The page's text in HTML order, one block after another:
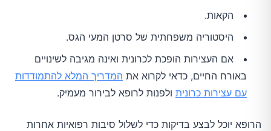
הקאות.
היסטוריה משפחתית של סרטן המעי הגס.
אם העצירות הופכת לכרונית ואינה מגיבה לשינויים
באורח החיים, כדאי לקרוא את המדריך המלא להתמודדות
עם עצירות כרונית ולפנות לרופא לבירור מעמיק.
הרופא יוכל לבצע בדיקות כדי לשלול סיבות רפואיות אחרות